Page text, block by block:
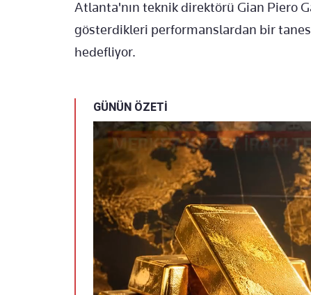
Atlanta'nın teknik direktörü Gian Piero
gösterdikleri performanslardan bir
hedefliyor.
GÜNÜN ÖZETİ